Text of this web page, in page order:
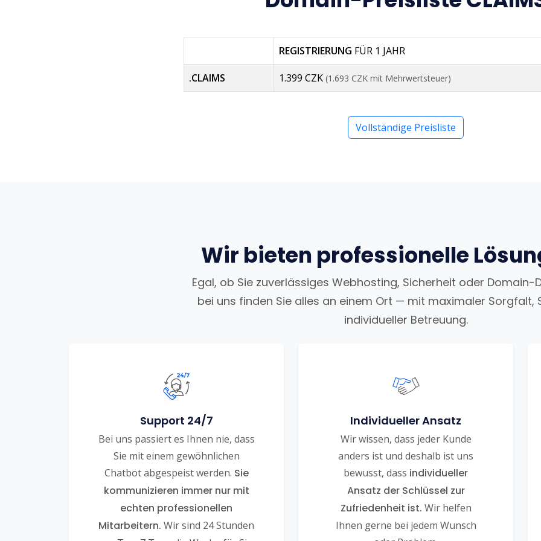
REGISTRIERUNG FÜR 1 JAHR
.CLAIMS 1.399 CZK (1.693 CZK mit Mehrwertsteuer)
Vollständige Preisliste
Wir bieten professionelle
Egal, ob Sie zuverlässiges Webhosting, Sicherheit oder Domain-
bei uns finden Sie alles an einem Ort — mit maximaler Sorgfalt,
individueller Betreuung.
Support 24/7
Bei uns passiert es Ihnen nie, dass
Sie mit einem gewöhnlichen
Chatbot abgespeist werden. Sie
kommunizieren immer nur mit
echten professionellen
Mitarbeitern. Wir sind 24 Stunden
Individueller Ansatz
Wir wissen, dass jeder Kunde
anders ist und deshalb ist uns
bewusst, dass individueller
Ansatz der Schlüssel zur
Zufriedenheit ist. Wir helfen
Ihnen gerne bei jedem Wunsch